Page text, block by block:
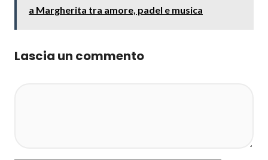
a Margherita tra amore, padel e musica
Lascia un commento